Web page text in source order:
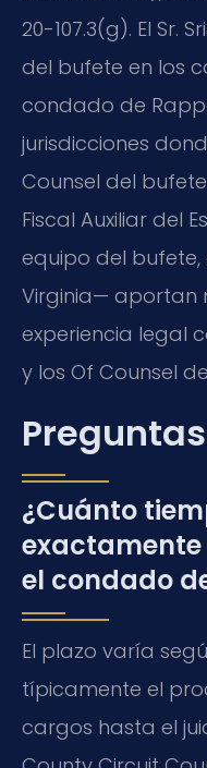
20-107.3(g). El Sr.
del bufete en los
condado de
jurisdicciones
Counsel del
Fiscal Auxiliar del
equipo del bufete,
Virginia— aportan
experiencia legal
y los Of Counsel
¿Cuánto
exactamente
el condado
El plazo varía
típicamente el
cargos hasta el